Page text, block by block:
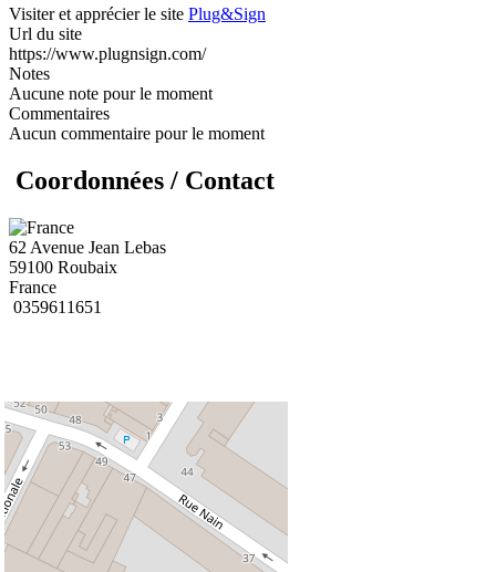
Visiter et apprécier le site Plug&Sign
Url du site
https://www.plugnsign.com/
Notes
Aucune note pour le moment
Commentaires
Aucun commentaire pour le moment
Coordonnées / Contact
62 Avenue Jean Lebas
59100 Roubaix
France
0359611651